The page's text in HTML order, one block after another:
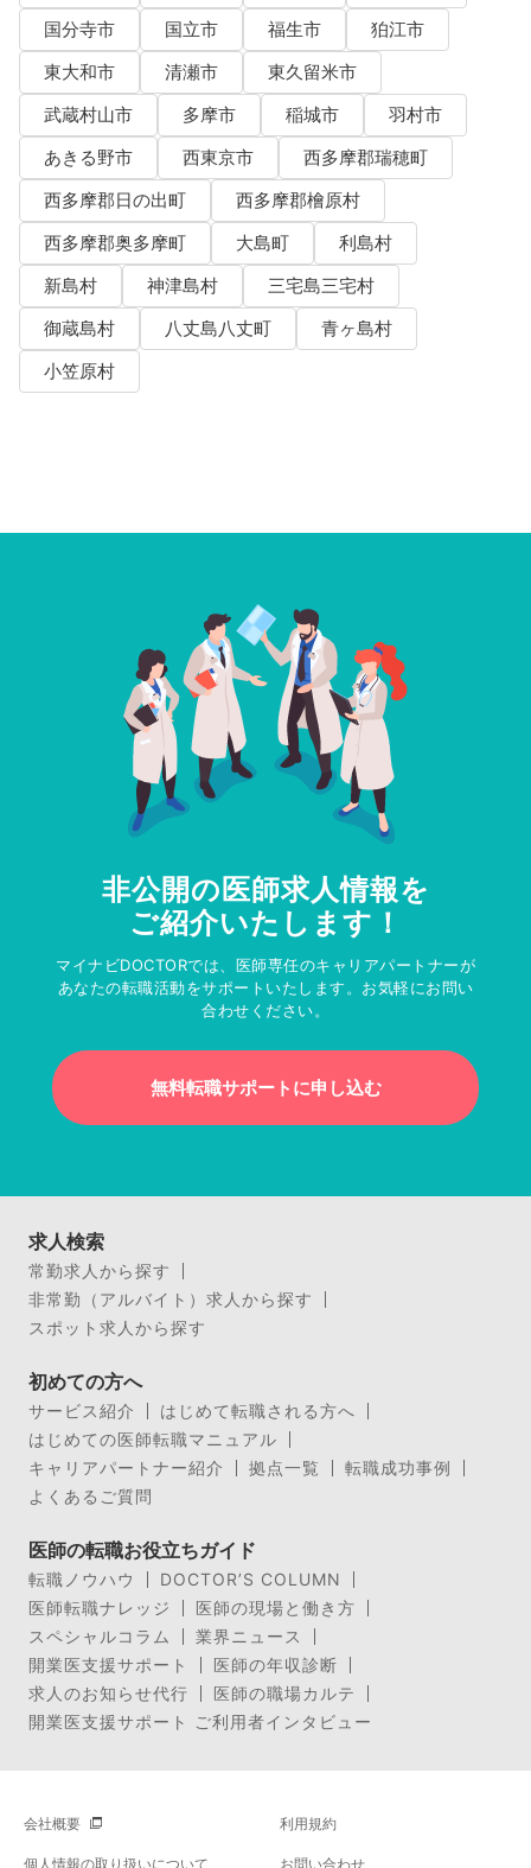
国分寺市
国立市 福生市
狛江市
東大和市
清瀬市
東久留米市
武蔵村山市
多摩市 稲城市
羽村市
あきる野市
西東京市
西多摩郡瑞穂町
西多摩郡日の出町
西多摩郡檜原村
西多摩郡奥多摩町
大島町
利島村
新島村
神津島村
三宅島三宅村
御蔵島村
八丈島八丈町
青ヶ島村
小笠原村
非公開の医師求人情報を
ご紹介いたします！
マイナビDOCTORでは、医師専任のキャリアパートナーが
あなたの転職活動をサポートいたします。お気軽にお問い
合わせください。
無料転職サポートに申し込む
求人検索
常勤求人から探す
非常勤（アルバイト）求人から探す
スポット求人から探す
初めての方へ
サービス紹介
はじめて転職される方へ
はじめての医師転職マニュアル
キャリアパートナー紹介
拠点一覧
転職成功事例
よくあるご質問
医師の転職お役立ちガイド
転職ノウハウ
DOCTOR’S COLUMN
医師転職ナレッジ
医師の現場と働き方
スペシャルコラム
業界ニュース
開業医支援サポート
医師の年収診断
求人のお知らせ代行
医師の職場カルテ
開業医支援サポート ご利用者インタビュー
会社概要 利用規約
個人情報の取り扱いについて お問い合わせ